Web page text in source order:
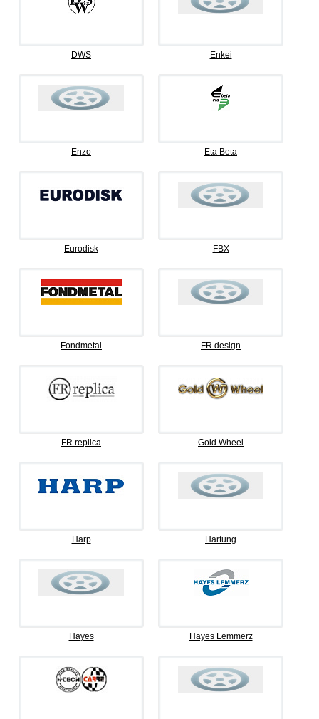
DWS Enkei
Enzo Eta Beta
Eurodisk FBX
Fondmetal FR design
FR replica Gold Wheel
Harp Hartung
Hayes Hayes Lemmerz